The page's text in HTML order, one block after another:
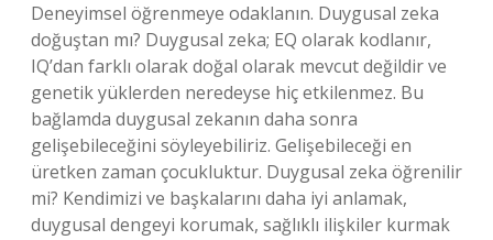
Deneyimsel öğrenmeye odaklanın. Duygusal zeka
doğuştan mı? Duygusal zeka; EQ olarak kodlanır,
IQ’dan farklı olarak doğal olarak mevcut değildir ve
genetik yüklerden neredeyse hiç etkilenmez. Bu
bağlamda duygusal zekanın daha sonra
gelişebileceğini söyleyebiliriz. Gelişebileceği en
üretken zaman çocukluktur. Duygusal zeka öğrenilir
mi? Kendimizi ve başkalarını daha iyi anlamak,
duygusal dengeyi korumak, sağlıklı ilişkiler kurmak